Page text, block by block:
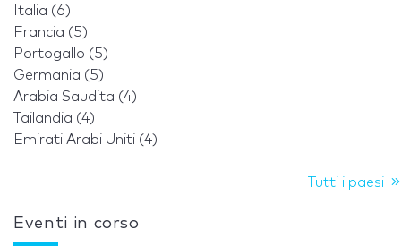
Italia (6)
Francia (5)
Portogallo (5)
Germania (5)
Arabia Saudita (4)
Tailandia (4)
Emirati Arabi Uniti (4)
Tutti i paesi
Eventi in corso